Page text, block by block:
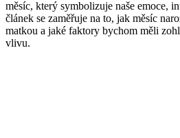
měsíc, který symbolizuje naše emoce,
článek se zaměřuje na to, jak měsíc
matkou a jaké faktory bychom měli
vlivu.